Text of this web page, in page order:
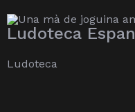
Ludoteca
Ludoteca